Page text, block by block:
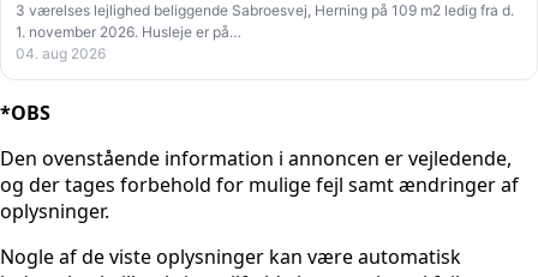
3 værelses lejlighed beliggende Sabroesvej, Herning på 109 m2 ledig fra d.
1. november 2026. Husleje er på…
04. aug 2026
*OBS
Den ovenstående information i annoncen er vejledende,
og der tages forbehold for mulige fejl samt ændringer af
oplysninger.
Nogle af de viste oplysninger kan være automatisk